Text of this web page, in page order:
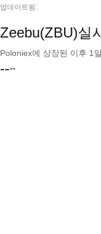
업데이트됨:
Zeebu(ZBU)실
Poloniex에 상장된 이후 1
----